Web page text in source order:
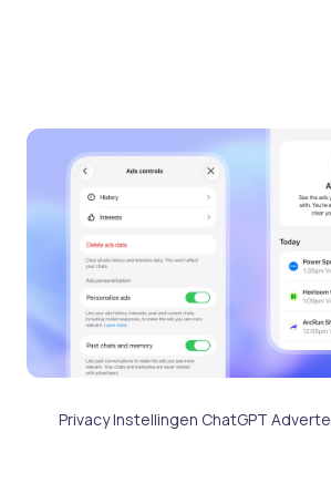
Privacy Instellingen ChatGPT